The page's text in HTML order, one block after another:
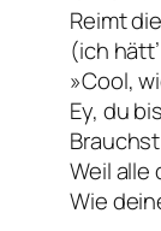
Reimt
(ich
»Cool,
Ey, du
Weil alle
Wie